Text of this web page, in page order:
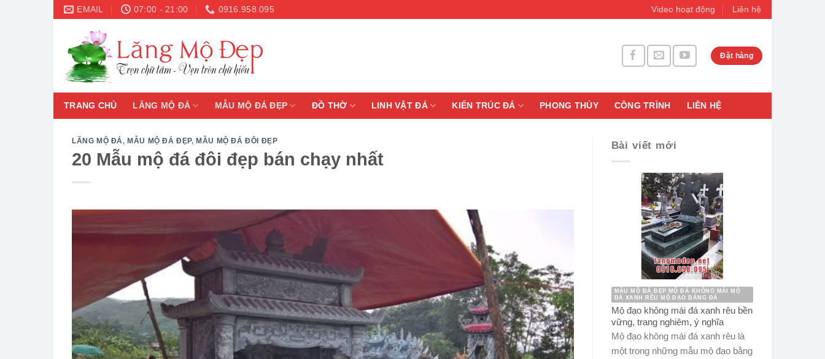
Skip
content
EMAIL 07:00 - 21:00 0916.958.095 Video hoạt động Liên hệ
Đặt hàng
TRANG CHỦ LĂNG MỘ ĐÁ MẪU MỘ ĐÁ ĐẸP ĐỒ THỜ LINH VẬT ĐÁ KIẾN TRÚC ĐÁ PHONG THỦY CÔNG TRÌNH LIÊN HỆ
LĂNG MỘ ĐÁ, MẪU MỘ ĐÁ ĐẸP, MẪU MỘ ĐÁ ĐÔI ĐẸP
20 Mẫu mộ đá đôi đẹp bán chạy nhất
Bài viết mới
MẪU MỘ ĐÁ ĐẸP MỘ ĐÁ KHÔNG MÁI MỘ
ĐÁ XANH RÊU MỘ ĐẠO BẰNG ĐÁ
Mộ đạo không mái đá xanh rêu bền
vững, trang nghiêm, ý nghĩa
Mộ đạo không mái đá xanh rêu là
một trong những mẫu mộ đạo bằng